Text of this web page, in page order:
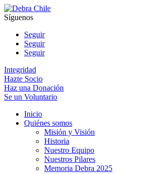
Síguenos
Seguir
Seguir
Seguir
Integridad
Hazte Socio
Haz una Donación
Se un Voluntario
Inicio
Quiénes somos
Misión y Visión
Historia
Nuestro Equipo
Nuestros Pilares
Memoria Debra 2025